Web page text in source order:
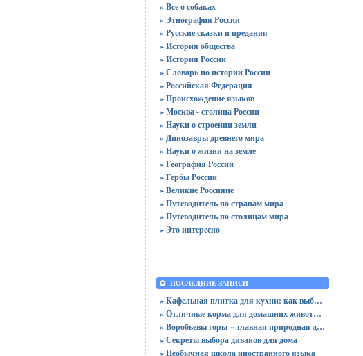
» Все о собаках
» Этнография России
» Русские сказки и предания
» История общества
» История России
» Словарь по истории России
» Российская Федерация
» Происхождение языков
» Москва - столица России
» Науки о строении земли
» Динозавры древнего мира
» Науки о жизни на земле
» География России
» Гербы России
» Великие Россияне
» Путеводитель по странам мира
» Путеводитель по столицам мира
» Это интересно
ПОСЛЕДНИЕ ЗАПИСИ
» Кафельная плитка для кухни: как выбрать практичную отделку
» Отличные корма для домашних животных
» Воробьевы горы -- главная природная достопримечательность Москвы
» Секреты выбора диванов для дома
» Необычная школа иностранного языка